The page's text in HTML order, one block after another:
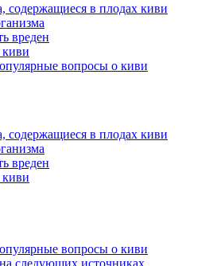
содержащиеся в плодах киви
вреден
киви
вопросы о киви
содержащиеся в плодах киви
вреден
киви
вопросы о киви
следующих источниках